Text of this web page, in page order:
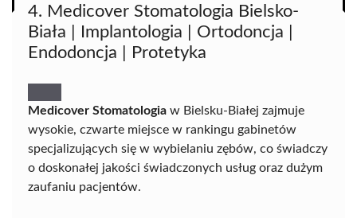
4. Medicover Stomatologia Bielsko-
Biała | Implantologia | Ortodoncja |
Endodoncja | Protetyka
Medicover Stomatologia w Bielsku-Białej zajmuje
wysokie, czwarte miejsce w rankingu gabinetów
specjalizujących się w wybielaniu zębów, co świadczy
o doskonałej jakości świadczonych usług oraz dużym
zaufaniu pacjentów.